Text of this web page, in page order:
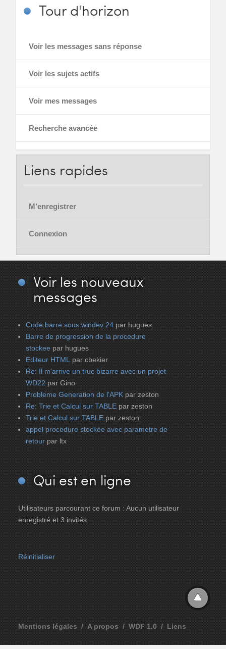
Tourd'horizon
Voir les messages sans réponse
Voir les sujets actifs
Voir mes messages
Recherche avancée
Liens rapides
M’enregistrer
Connexion
Voir les nouveaux
messages
Code barre sous windev 24 par hugues
Barre de progression de la procedure
stockee par hugues
Editeur HTML par cbekier
Re: Il m'arrive un truc bizarre avec un projet
WD22 par Gino
Probleme Generation de l'APK par zeston
Re: Trie et Calcul sur TABLE par zeston
Trie et Calcul sur TABLE par zeston
appel procedure stockée avec parametre de
retour par ltx
Qui est en ligne
Utilisateurs parcourant ce forum : Aucun utilisateur
enregistré et 3 invités
Réinitialiser
Mentions légales A propos WDF 1.0 Liens